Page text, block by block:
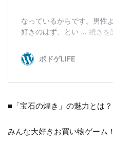
■「宝石の煌き」の魅力とは？
みんな大好きお買い物ゲーム！